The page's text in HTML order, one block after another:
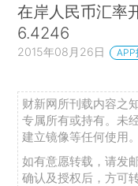
在岸人民币汇率
6.4246
2015年08月26日 APP
财新网所刊载内容之
专属所有或持有。未
建立镜像等任何使用。
如有意愿转载，请发
确认及授权后，方可转